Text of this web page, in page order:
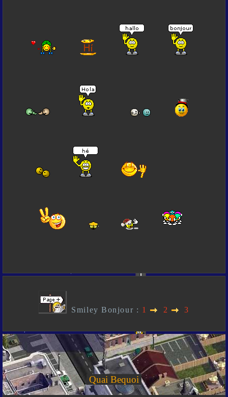
Smiley Bonjour : 1 2 3
Quai Bequoi